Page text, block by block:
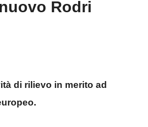
Rodri
di rilievo in merito ad